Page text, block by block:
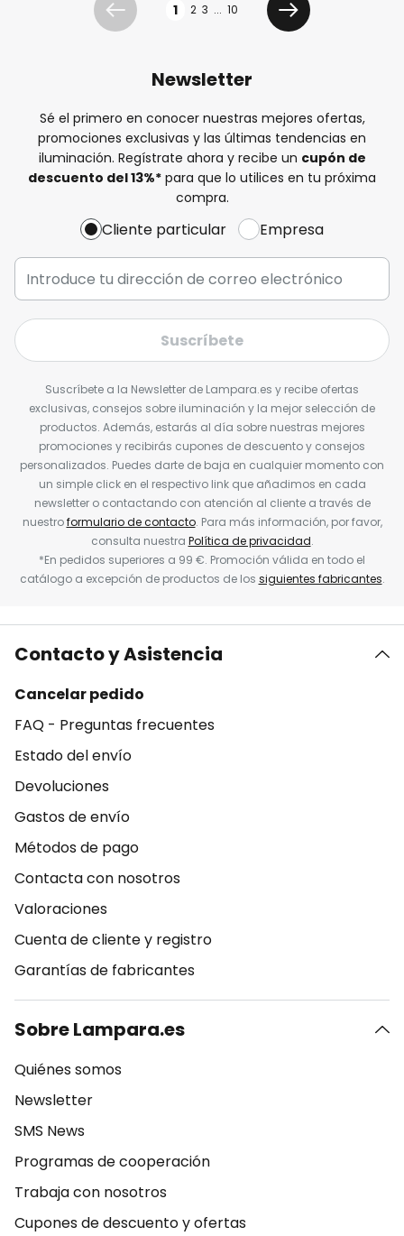
Anterior 1 2 3 ... 10
Siguiente
Newsletter
Sé el primero en conocer nuestras mejores ofertas,
promociones exclusivas y las últimas tendencias en
iluminación. Regístrate ahora y recibe un cupón de
descuento del13%* para que lo utilices en tu próxima
compra.
Cliente particular Empresa
Suscríbete
Suscríbete a la Newsletter de Lampara.es y recibe ofertas
exclusivas, consejos sobre iluminación y la mejor selección de
productos. Además, estarás al día sobre nuestras mejores
promociones y recibirás cupones de descuento y consejos
personalizados. Puedes darte de baja en cualquier momento con
un simple click en el respectivo link que añadimos en cada
newsletter o contactando con atención al cliente a través de
nuestroformulario de contacto. Para más información, por favor,
consulta nuestra Política de privacidad.
*En pedidos superiores a 99 €. Promoción válida en todo el
catálogo a excepción de productos de los siguientes fabricantes.
Contacto y Asistencia
Cancelar pedido
FAQ - Preguntas frecuentes
Estado del envío
Devoluciones
Gastos de envío
Métodos de pago
Contacta con nosotros
Valoraciones
Cuenta de cliente y registro
Garantías de fabricantes
Sobre Lampara.es
Quiénes somos
Newsletter
SMS News
Programas de cooperación
Trabaja con nosotros
Cupones de descuento y ofertas